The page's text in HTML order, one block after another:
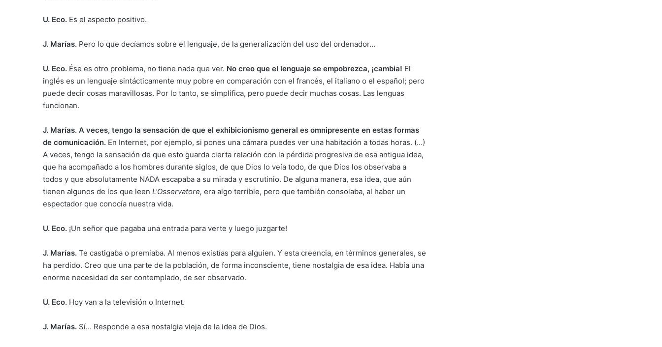
U. Eco. Es el aspecto positivo.
J. Marías. Pero lo que decíamos sobre el lenguaje, de la generalización del uso del ordenador…
U. Eco. Ése es otro problema, no tiene nada que ver. No creo que el lenguaje se empobrezca, ¡cambia! El
inglés es un lenguaje sintácticamente muy pobre en comparación con el francés, el italiano o el español; pero
puede decir cosas maravillosas. Por lo tanto, se simplifica, pero puede decir muchas cosas. Las lenguas
funcionan.
J. Marías. A veces, tengo la sensación de que el exhibicionismo general es omnipresente en estas formas
de comunicación. En Internet, por ejemplo, si pones una cámara puedes ver una habitación a todas horas. (…)
A veces, tengo la sensación de que esto guarda cierta relación con la pérdida progresiva de esa antigua idea,
que ha acompañado a los hombres durante siglos, de que Dios lo veía todo, de que Dios los observaba a
todos y que absolutamente NADA escapaba a su mirada y escrutinio. De alguna manera, esa idea, que aún
tienen algunos de los que leen L’Osservatore, era algo terrible, pero que también consolaba, al haber un
espectador que conocía nuestra vida.
U. Eco. ¡Un señor que pagaba una entrada para verte y luego juzgarte!
J. Marías. Te castigaba o premiaba. Al menos existías para alguien. Y esta creencia, en términos generales, se
ha perdido. Creo que una parte de la población, de forma inconsciente, tiene nostalgia de esa idea. Había una
enorme necesidad de ser contemplado, de ser observado.
U. Eco. Hoy van a la televisión o Internet.
J. Marías. Sí… Responde a esa nostalgia vieja de la idea de Dios.